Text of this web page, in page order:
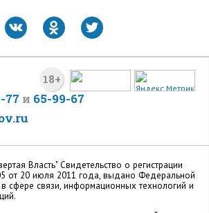
18+
77 и 65-99-67
Власть" Cвидетельство о регистрации
20 июля 2011 года, выдано Федеральной
сфере связи, информационных технологий и